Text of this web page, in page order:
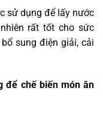
sử dụng để lấy nước
rất tốt cho sức
sung điện giải, cải
để chế biến món ăn